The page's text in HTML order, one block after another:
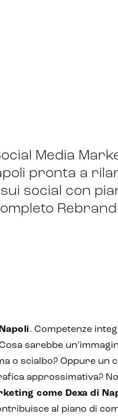
Media
pronta a
social con
Napoli. Competenze
sarebbe
o scialbo? Oppure un
approssimativa?
come Dexa di
al piano di